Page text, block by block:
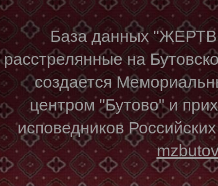
База данных
расстрелянные на
создается
центром "Бутово" и
исповедников